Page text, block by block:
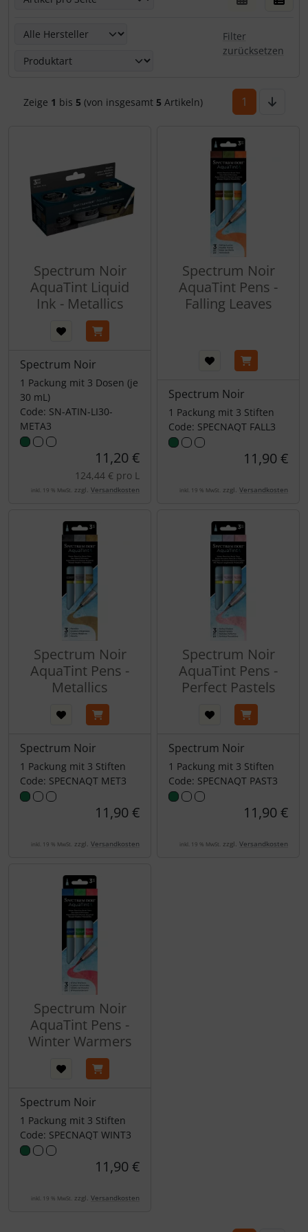
Hier kannst Du die nachfolgenden Artikel nach ihren
Filter
zurücksetzen
Zeige 1 bis 5 (von insgesamt 5 Artikeln) 1
Spectrum Noir
AquaTint Liquid
Ink - Metallics
Spectrum Noir
1 Packung mit 3 Dosen (je
30 mL)
Code: SN-ATIN-LI30-
META3
11,20 €
124,44 € pro L
inkl. 19 % MwSt. zzgl. Versandkosten
Spectrum Noir
AquaTint Pens -
Falling Leaves
Spectrum Noir
1 Packung mit 3 Stiften
Code: SPECNAQT FALL3
11,90 €
inkl. 19 % MwSt. zzgl. Versandkosten
Spectrum Noir
AquaTint Pens -
Metallics
Spectrum Noir
1 Packung mit 3 Stiften
Code: SPECNAQT MET3
11,90 €
inkl. 19 % MwSt. zzgl. Versandkosten
Spectrum Noir
AquaTint Pens -
Perfect Pastels
Spectrum Noir
1 Packung mit 3 Stiften
Code: SPECNAQT PAST3
11,90 €
inkl. 19 % MwSt. zzgl. Versandkosten
Spectrum Noir
AquaTint Pens -
Winter Warmers
Spectrum Noir
1 Packung mit 3 Stiften
Code: SPECNAQT WINT3
11,90 €
inkl. 19 % MwSt. zzgl. Versandkosten